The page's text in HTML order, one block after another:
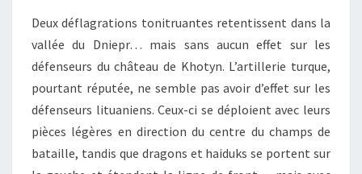
Deux déflagrations tonitruantes retentissent dans la
vallée du Dniepr… mais sans aucun effet sur les
défenseurs du château de Khotyn. L’artillerie turque,
pourtant réputée, ne semble pas avoir d’effet sur les
défenseurs lituaniens. Ceux-ci se déploient avec leurs
pièces légères en direction du centre du champs de
bataille, tandis que dragons et haiduks se portent sur